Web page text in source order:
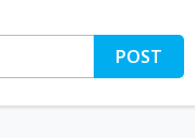
POST